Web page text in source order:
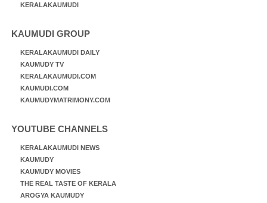
KERALAKAUMUDI
KAUMUDI GROUP
KERALAKAUMUDI DAILY
KAUMUDY TV
KERALAKAUMUDI.COM
KAUMUDI.COM
KAUMUDYMATRIMONY.COM
YOUTUBE CHANNELS
KERALAKAUMUDI NEWS
KAUMUDY
KAUMUDY MOVIES
THE REAL TASTE OF KERALA
AROGYA KAUMUDY